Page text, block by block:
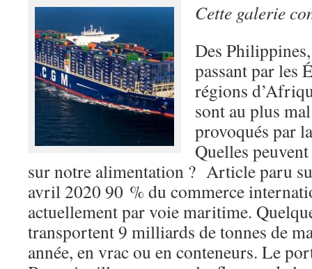
Cette galerie
Des
passant par les
régions
sont au plus
provoqués par
Quelles
sur notre alimentation ? Article paru
avril 2020 90 % du commerce
actuellement par voie maritime.
transportent 9 milliards de tonnes de
année, en vrac ou en conteneurs. Le